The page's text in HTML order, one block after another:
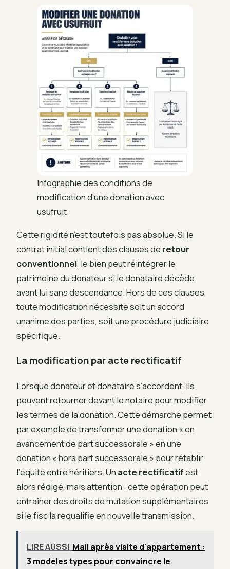
Infographie des conditions de
modification d’une donation avec
usufruit
Cette rigidité n’est toutefois pas absolue. Si le
contrat initial contient des clauses de retour
conventionnel, le bien peut réintégrer le
patrimoine du donateur si le donataire décède
avant lui sans descendance. Hors de ces clauses,
toute modification nécessite soit un accord
unanime des parties, soit une procédure judiciaire
spécifique.
La modification par acte rectificatif
Lorsque donateur et donataire s’accordent, ils
peuvent retourner devant le notaire pour modifier
les termes de la donation. Cette démarche permet
par exemple de transformer une donation « en
avancement de part successorale » en une
donation « hors part successorale » pour rétablir
l’équité entre héritiers. Un acte rectificatifest
alors rédigé, mais attention : cette opération peut
entraîner des droits de mutation supplémentaires
si le fisc la requalifie en nouvelle transmission.
LIRE AUSSI Mail après visite d'appartement :
3 modèles types pour convaincre le